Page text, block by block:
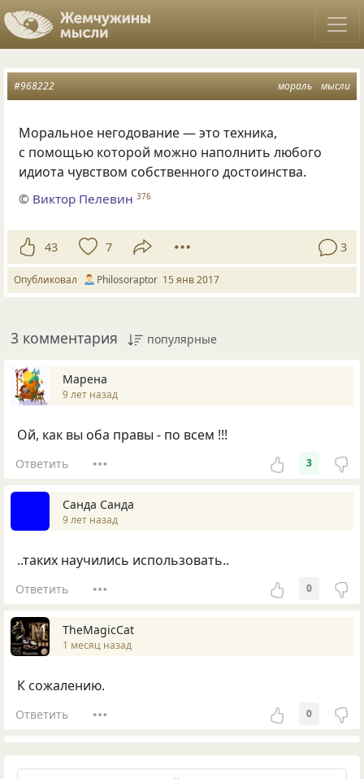
мораль мысли
#968222
Моральное негодование — это техника,
с помощью которой можно наполнить любого
идиота чувством собственного достоинства.
© Виктор Пелевин 376
43 7 3
Опубликовал Philosoraptor 15 янв 2017
3 комментария популярные
Марена
9 лет назад
Ой, как вы оба правы - по всем !!!
Ответить 3
Санда Санда
9 лет назад
..таких научились использовать..
Ответить 0
TheMagicCat
1 месяц назад
К сожалению.
Ответить 0